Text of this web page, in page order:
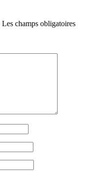
Les champs obligatoires